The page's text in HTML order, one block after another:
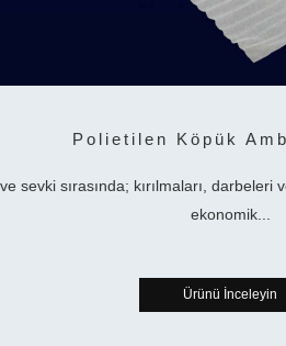
Polietilen Köpük
sevki sırasında; kırılmaları,
ekonomik...
Ürünü İnceleyin